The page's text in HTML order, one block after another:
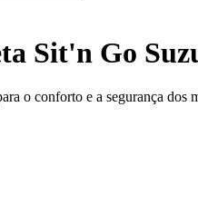
Sit'n Go
o conforto e a segurança dos